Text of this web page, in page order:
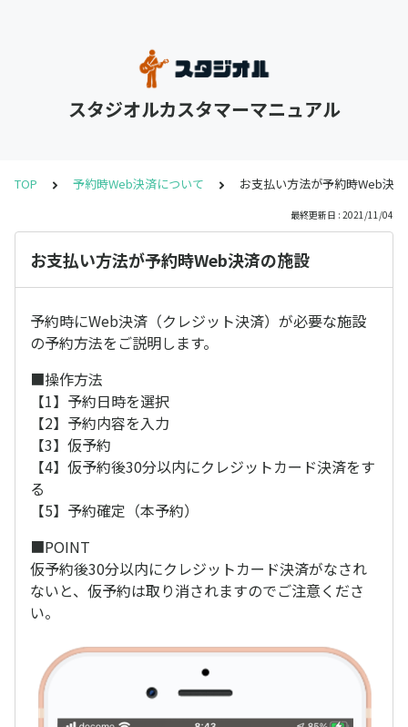
スタジオルカスタマーマニュアル
TOP 予約時Web決済について お支払い方法が予約時Web決
最終更新日 : 2021/11/04
お支払い方法が予約時Web決済の施設
予約時にWeb決済（クレジット決済）が必要な施設
の予約方法をご説明します。
■操作方法
【1】予約日時を選択
【2】予約内容を入力
【3】仮予約
【4】仮予約後30分以内にクレジットカード決済をす
る
【5】予約確定（本予約）
■POINT
仮予約後30分以内にクレジットカード決済がなされ
ないと、仮予約は取り消されますのでご注意くださ
い。